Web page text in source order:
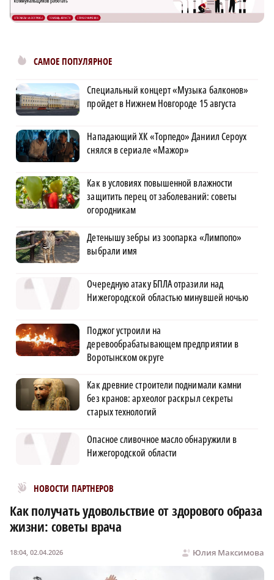
САМОЕ ПОПУЛЯРНОЕ
Специальный концерт «Музыка балконов»
пройдет в Нижнем Новгороде 15 августа
Нападающий ХК «Торпедо» Даниил Сероух
снялся в сериале «Мажор»
Как в условиях повышенной влажности
защитить перец от заболеваний: советы
огородникам
Детенышу зебры из зоопарка «Лимпопо»
выбрали имя
Очередную атаку БПЛА отразили над
Нижегородской областью минувшей ночью
Поджог устроили на
деревообрабатывающем предприятии в
Воротынском округе
Как древние строители поднимали камни
без кранов: археолог раскрыл секреты
старых технологий
Опасное сливочное масло обнаружили в
Нижегородской области
НОВОСТИ ПАРТНЕРОВ
Новости МирТесен
Как получать удовольствие от здорового образа
жизни: советы врача
Юлия Максимова
18:04, 02.04.2026